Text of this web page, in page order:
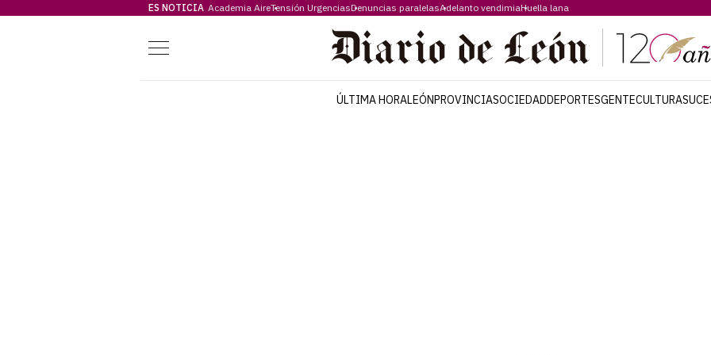
ES NOTICIA Academia AireTensión UrgenciasDenuncias paralelasAdelanto vendimiaHuella lana
Menú
ÚLTIMA HORALEÓNPROVINCIASOCIEDADDEPORTESGENTECULTURA